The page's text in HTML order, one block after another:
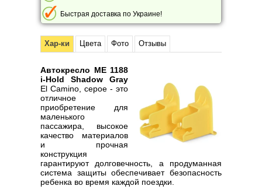
Быстрая доставка по Украине!
Хар-ки Цвета Фото Отзывы
Автокресло ME 1188
i-Hold Shadow Gray
El Camino, серое - это
отличное
приобретение для
маленького
пассажира, высокое
качество материалов
и прочная
конструкция
гарантируют долговечность, а продуманная
система защиты обеспечивает безопасность
ребенка во время каждой поездки.